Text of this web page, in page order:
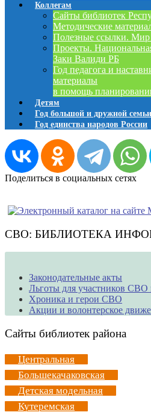
Коллегам
Сайты библиотек
Методические
Полезные ссылки. Мир
Проекты.
Заки Валиди РБ
Год педагога и
материалы
в помощь
Детям
Год большой и дружной семьи
Год единства народов России
Поделиться в социальных сетях
СВО: БИБЛИОТЕКА
Законодательные акты
Льготы для участников СВО
Хроника и герои СВО
Акции и волонтерское
Сайты библиотек района
Центральная
Большекачаковская
Детская модельная
Кутеремская